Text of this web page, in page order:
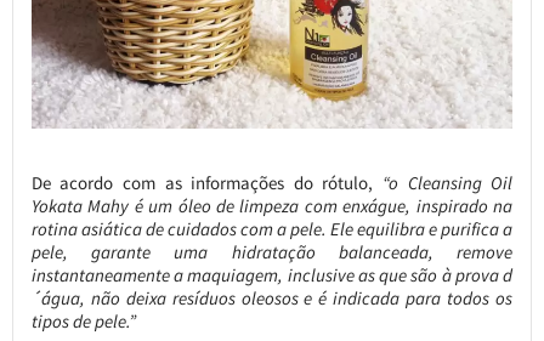
De acordo com as informações do rótulo, “o Cleansing Oil
Yokata Mahy é um óleo de limpeza com enxágue, inspirado na
rotina asiática de cuidados com a pele. Ele equilibra e purifica a
pele, garante uma hidratação balanceada, remove
instantaneamente a maquiagem, inclusive as que são à prova d
´água, não deixa resíduos oleosos e é indicada para todos os
tipos de pele.”